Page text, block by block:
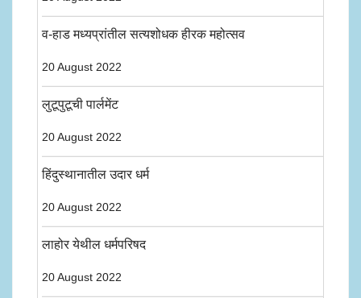
व-हाड मध्यप्रांतील सत्यशोधक हीरक महोत्सव
20 August 2022
लुटूपुटूची पार्लमेंट
20 August 2022
हिंदुस्थानातील उदार धर्म
20 August 2022
लाहोर येथील धर्मपरिषद
20 August 2022